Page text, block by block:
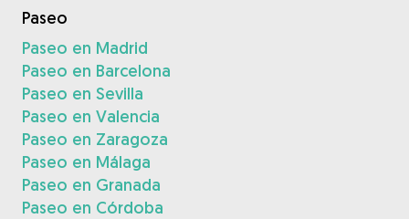
Paseo
Paseo en Madrid
Paseo en Barcelona
Paseo en Sevilla
Paseo en Valencia
Paseo en Zaragoza
Paseo en Málaga
Paseo en Granada
Paseo en Córdoba